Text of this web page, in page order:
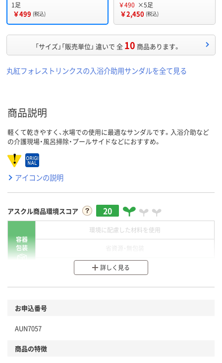
1足
￥499 (税込)
￥490 ×5足
￥2,450 (税込)
「サイズ」「販売単位」 違いで 全 10 商品あります。
丸紅フォレストリンクスの入浴介助用サンダルを全て見る
商品説明
軽くて乾きやすく、水場での使用に最適なサンダルです。入浴介助など
の介護現場・風呂掃除・プールサイドなどにおすすめ。
アイコンの説明
アスクル商品環境スコア 20
容器
包装
環境に配慮した材料を使用
分別・リサイクルしやすい設計
本体
詳しく見る
お申込番号
AUN7057
商品の特徴